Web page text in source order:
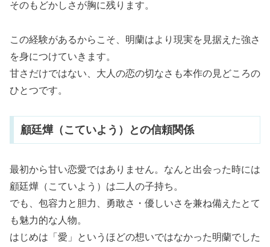
そのもどかしさが胸に残ります。
この経験があるからこそ、明蘭はより現実を見据えた強さ
を身につけていきます。
甘さだけではない、大人の恋の切なさも本作の見どころの
ひとつです。
顧廷燁（こていよう）との信頼関係
最初から甘い恋愛ではありません。なんと出会った時には
顧廷燁（こていよう）は二人の子持ち。
でも、包容力と胆力、勇敢さ・優しいさを兼ね備えたとて
も魅力的な人物。
はじめは「愛」というほどの想いではなかった明蘭でした